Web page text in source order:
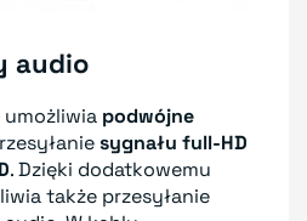
audio
umożliwia podwójne
sygnału full-HD
. Dzięki dodatkowemu
także przesyłanie